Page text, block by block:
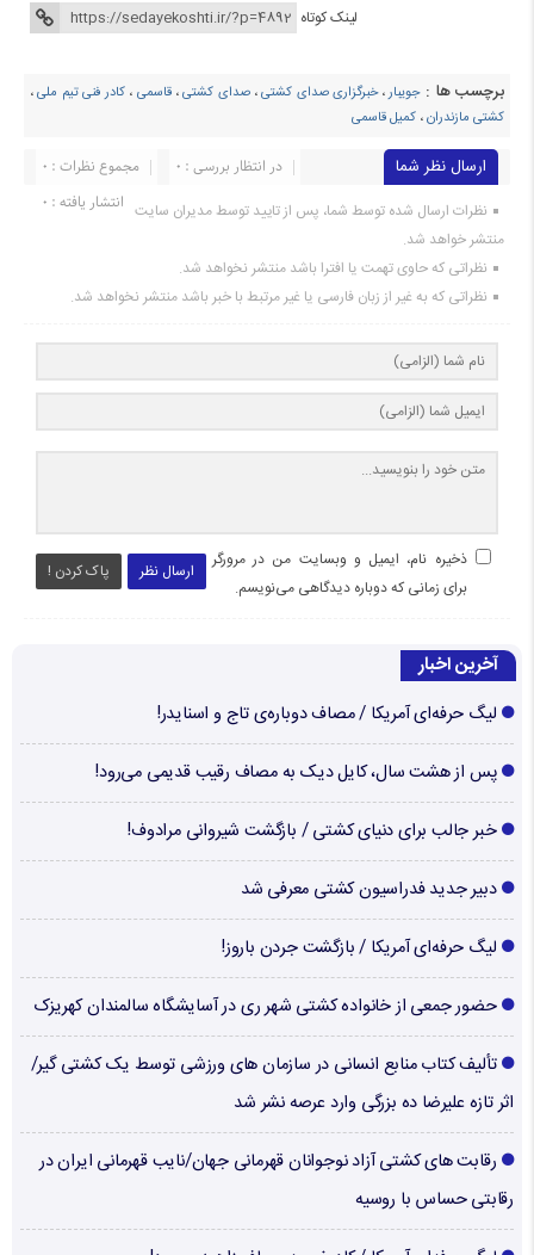
لینک کوتاه
برچسب ها : جویبار،خبرگزاری صدای کشتی،صدای کشتی،قاسمی ، کادر فنی تیم ملی،
کشتی مازندران، کمیل قاسمی
ارسال نظر شما مجموع نظرات : 0
در انتظار بررسی : 0
انتشار یافته : ۰ نظرات ارسال شده توسط شما، پس از تایید توسط مدیران سایت
منتشر خواهد شد.
نظراتی که حاوی تهمت یا افترا باشد منتشر نخواهد شد.
نظراتی که به غیر از زبان فارسی یا غیر مرتبط با خبر باشد منتشر نخواهد شد.
ارسال نظر پاک کردن !
ذخیره نام، ایمیل و وبسایت من در مرورگر
برای زمانی که دوباره دیدگاهی می‌نویسم.
آخرین اخبار
لیگ حرفه‌ای آمریکا / مصاف دوباره‌ی تاج و اسنایدر!
پس از هشت سال، کایل دیک به مصاف رقیب قدیمی می‌رود!
خبر جالب برای دنیای کشتی / بازگشت شیروانی مرادوف!
دبیر جدید فدراسیون کشتی معرفی شد
لیگ حرفه‌ای آمریکا / بازگشت جردن باروز!
حضور جمعی از خانواده کشتی شهر ری در آسایشگاه سالمندان کهریزک
تألیف کتاب منابع انسانی در سازمان های ورزشی توسط یک کشتی گیر/
اثر تازه علیرضا ده بزرگی وارد عرصه نشر شد
رقابت های کشتی آزاد نوجوانان قهرمانی جهان/نایب قهرمانی ایران در
رقابتی حساس با روسیه